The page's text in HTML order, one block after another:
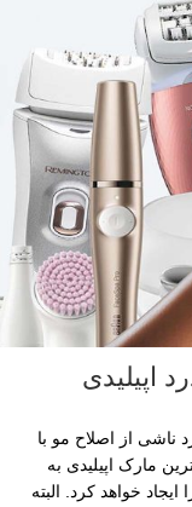
اپیلیدی
ناشی از اصلاح مو با
مارک اپیلیدی به
خواهد کرد. البته